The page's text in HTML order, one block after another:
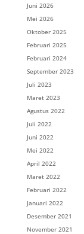
Juni 2026
Mei 2026
Oktober 2025
Februari 2025
Februari 2024
September 2023
Juli 2023
Maret 2023
Agustus 2022
Juli 2022
Juni 2022
Mei 2022
April 2022
Maret 2022
Februari 2022
Januari 2022
Desember 2021
November 2021